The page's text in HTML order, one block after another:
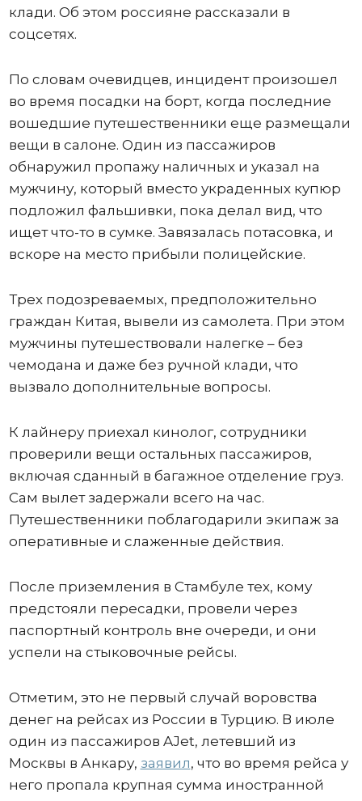
клади. Об этом россияне рассказали в
соцсетях.
По словам очевидцев, инцидент произошел
во время посадки на борт, когда последние
вошедшие путешественники еще размещали
вещи в салоне. Один из пассажиров
обнаружил пропажу наличных и указал на
мужчину, который вместо украденных купюр
подложил фальшивки, пока делал вид, что
ищет что-то в сумке. Завязалась потасовка, и
вскоре на место прибыли полицейские.
Трех подозреваемых, предположительно
граждан Китая, вывели из самолета. При этом
мужчины путешествовали налегке – без
чемодана и даже без ручной клади, что
вызвало дополнительные вопросы.
К лайнеру приехал кинолог, сотрудники
проверили вещи остальных пассажиров,
включая сданный в багажное отделение груз.
Сам вылет задержали всего на час.
Путешественники поблагодарили экипаж за
оперативные и слаженные действия.
После приземления в Стамбуле тех, кому
предстояли пересадки, провели через
паспортный контроль вне очереди, и они
успели на стыковочные рейсы.
Отметим, это не первый случай воровства
денег на рейсах из России в Турцию. В июле
один из пассажиров AJet, летевший из
Москвы в Анкару, заявил, что во время рейса у
него пропала крупная сумма иностранной